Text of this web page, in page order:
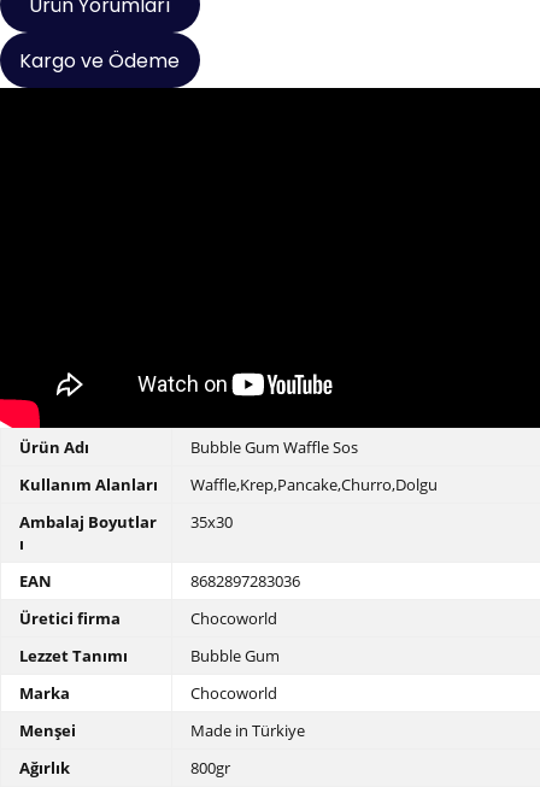
Kargo ve Ödeme
Ürün Adı
Bubble Gum Waffle Sos
Kullanım Alanları
Waffle,Krep,Pancake,Churro,Dolgu
Ambalaj Boyutlar
ı
35x30
EAN
8682897283036
Üretici firma
Chocoworld
Lezzet Tanımı
Bubble Gum
Marka
Chocoworld
Menşei
Made in Türkiye
Ağırlık
800gr